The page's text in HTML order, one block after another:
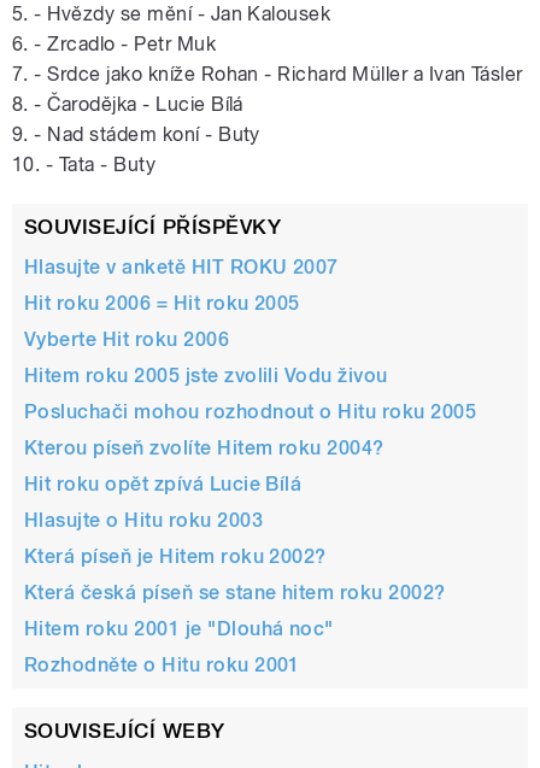
5. - Hvězdy se mění - Jan Kalousek
6. - Zrcadlo - Petr Muk
7. - Srdce jako kníže Rohan - Richard Müller a Ivan Tásler
8. - Čarodějka - Lucie Bílá
9. - Nad stádem koní - Buty
10. - Tata - Buty
SOUVISEJÍCÍ PŘÍSPĚVKY
Hlasujte v anketě HIT ROKU 2007
Hit roku 2006 = Hit roku 2005
Vyberte Hit roku 2006
Hitem roku 2005 jste zvolili Vodu živou
Posluchači mohou rozhodnout o Hitu roku 2005
Kterou píseň zvolíte Hitem roku 2004?
Hit roku opět zpívá Lucie Bílá
Hlasujte o Hitu roku 2003
Která píseň je Hitem roku 2002?
Která česká píseň se stane hitem roku 2002?
Hitem roku 2001 je "Dlouhá noc"
Rozhodněte o Hitu roku 2001
SOUVISEJÍCÍ WEBY